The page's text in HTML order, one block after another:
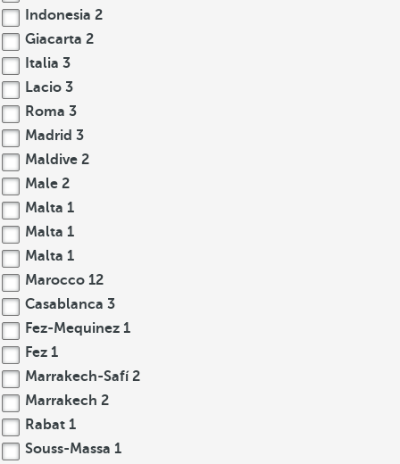
Indonesia 2
Giacarta 2
Italia 3
Lacio 3
Roma 3
Madrid 3
Maldive 2
Male 2
Malta 1
Malta 1
Malta 1
Marocco 12
Casablanca 3
Fez-Mequinez 1
Fez 1
Marrakech-Safí2
Marrakech 2
Rabat 1
Souss-Massa 1